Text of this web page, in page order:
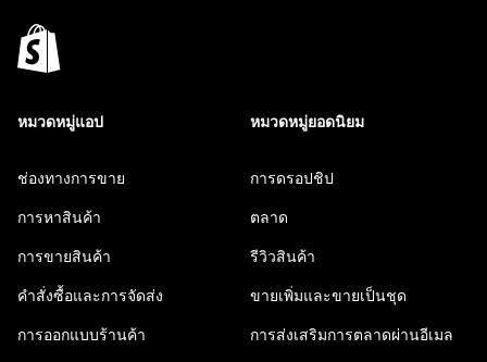
หมวดหมู่แอป
ช่องทางการขาย
การหาสินค้า
การขายสินค้า
คำสั่งซื้อและการจัดส่ง
การออกแบบร้านค้า
หมวดหมู่ยอดนิยม
การดรอปชิป
ตลาด
รีวิวสินค้า
ขายเพิ่มและขายเป็นชุด
การส่งเสริมการตลาดผ่านอีเมล